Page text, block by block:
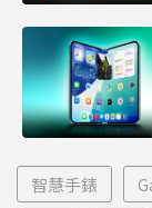
智慧手錶